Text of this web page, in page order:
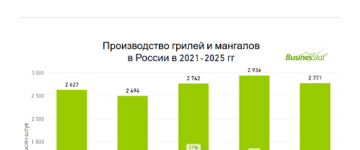
маркетинговых и консалтинговых агентств
(KPMG, PWC, EY, BCG, Deloitte, Bain, McKinsey,
IHS, Argus, Platts, Nexant, Thomson Reuters,
ЦДУ-ТЭК, Кортес и пр.)
Региональные и федеральные СМИ